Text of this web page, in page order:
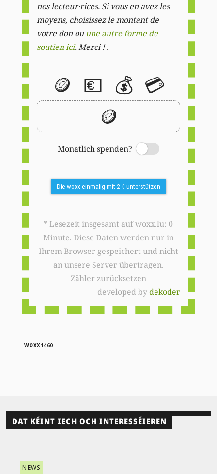
nos lecteur·rices. Si vous en avez les
moyens, choisissez le montant de
votre don ou une autre forme de
soutien ici. Merci ! .
🪙 💶 💰 💳
🪙
Monatlich spenden?
Switch
Die woxx einmalig mit 2 € unterstützen
* Lesezeit insgesamt auf woxx.lu: 0
Minute. Diese Daten werden nur in
Ihrem Browser gespeichert und nicht
an unsere Server übertragen.
Zähler zurücksetzen
developed bydekoder
WOXX1460
DAT KÉINT IECH OCH INTERESSÉIEREN
NEWS